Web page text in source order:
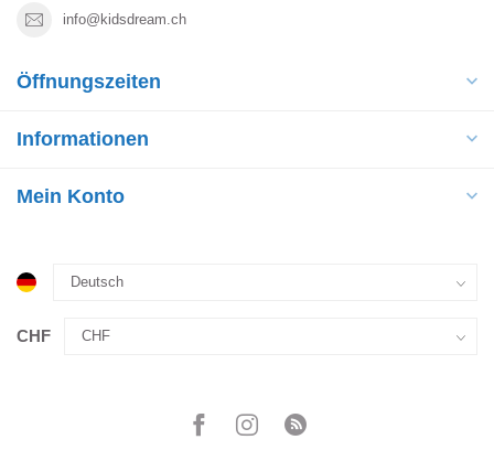
info@kidsdream.ch
Öffnungszeiten
Informationen
Mein Konto
CHF